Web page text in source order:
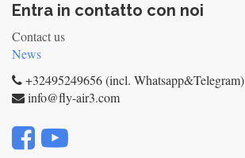
Entra in contatto con noi
Contact us
News
+32495249656 (incl. Whatsapp&Telegram)
info@fly-air3.com